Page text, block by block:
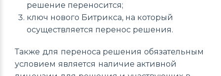
решение переносится;
ключ нового Битрикса, на который
осуществляется перенос решения.
Также для переноса решения обязательным
условием является наличие активной